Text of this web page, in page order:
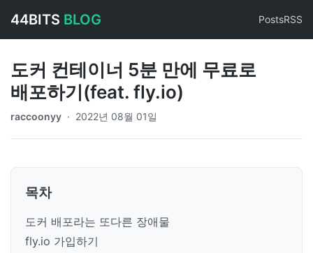
44BITS BLOG PostsRSS
도커 컨테이너 5분 만에 무료로
배포하기(feat. fly.io)
raccoonyy · 2022년 08월 01일
목차
도커 배포라는 또다른 장애물
fly.io 가입하기